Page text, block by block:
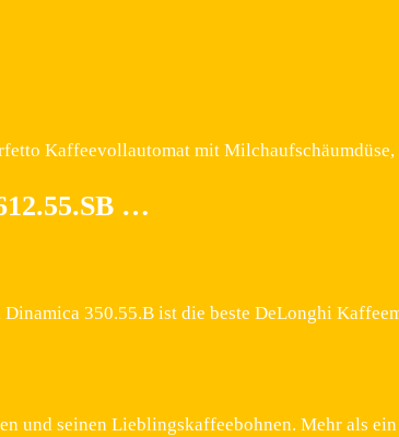
Kaffeevollautomat mit
…
350.55.B ist die beste DeLonghi
und seinen Lieblingskaffeebohnen. Mehr als